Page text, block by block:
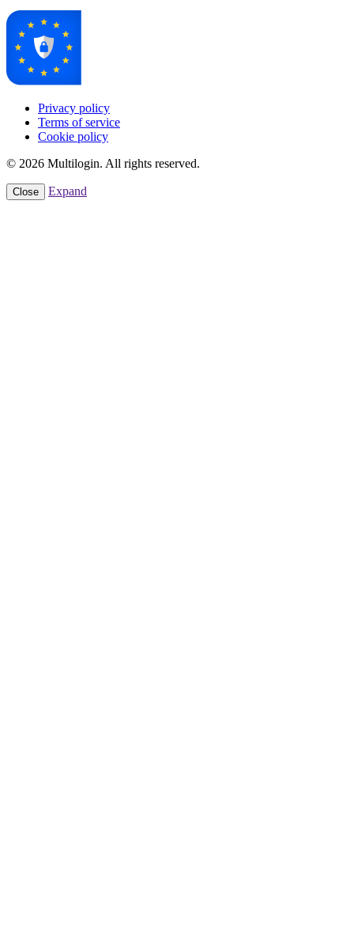
Privacy policy
Terms of service
Cookie policy
© 2026 Multilogin. All rights reserved.
Close Expand